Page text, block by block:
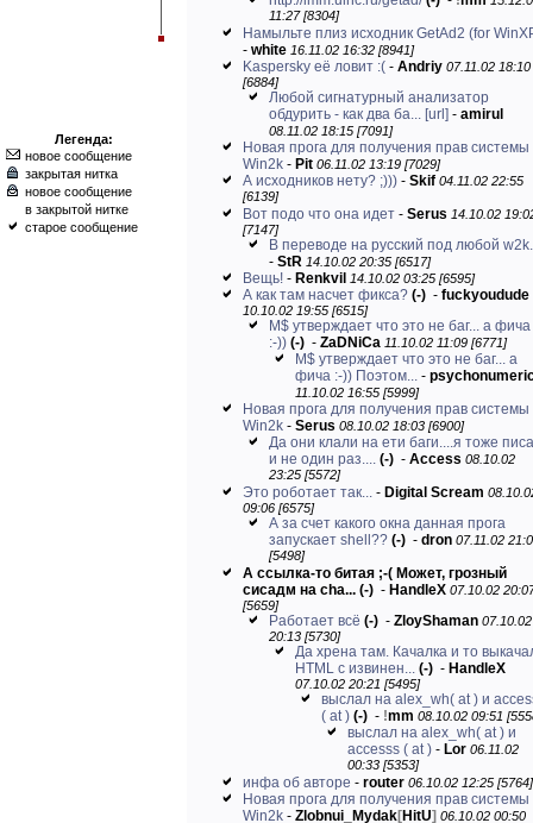
Легенда:
новое сообщение
закрытая нитка
новое сообщение
в закрытой нитке
старое сообщение
11:27 [8304]
Намыльте плиз исходник GetAd2 (for
- white 16.11.02 16:32 [8941]
Kaspersky её ловит :( - Andriy 07.11.02 18:10
[6884]
Любой сигнатурный анализатор
обдурить - как два ба... [url] - amirul
08.11.02 18:15 [7091]
Новая прога для получения прав системы
Win2k - Pit 06.11.02 13:19 [7029]
А исходников нету? ;))) - Skif 04.11.02 22:55
[6139]
Вот подо что она идет - Serus 14.10.02
[7147]
В переводе на русский под любой
- StR 14.10.02 20:35 [6517]
Вещь! - Renkvil 14.10.02 03:25 [6595]
А как там насчет фикса? (-) - fuckyoudude
10.10.02 19:55 [6515]
M$ утверждает что это не баг... а фича
:-)) (-) - ZaDNiCa 11.10.02 11:09 [6771]
M$ утверждает что это не баг... а
фича :-)) Поэтом... -
11.10.02 16:55 [5999]
Новая прога для получения прав системы
Win2k - Serus 08.10.02 18:03 [6900]
Да они клали на ети баги....я тоже
и не один раз.... (-) - Access 08.10.02
23:25 [5572]
Это роботает так... - Digital Scream
09:06 [6575]
А за счет какого окна данная прога
запускает shell?? (-) - dron 07.11.02
[5498]
А ссылка-то битая ;-( Может, грозный
сисадм на cha... (-) - HandleX 07.10.02
[5659]
Работает всё (-) - ZloyShaman 07.10.02
20:13 [5730]
Да хрена там. Качалка и то
HTML с извинен... (-) - HandleX
07.10.02 20:21 [5495]
выслал на alex_wh( at ) и
( at ) (-) - !mm 08.10.02 09:51
выслал на alex_wh( at ) и
accesss ( at ) - Lor 06.11.02
00:33 [5353]
инфа об авторе - router 06.10.02 12:25 [5764]
Новая прога для получения прав системы
Win2k - Zlobnui_Mydak[HitU] 06.10.02 00:50